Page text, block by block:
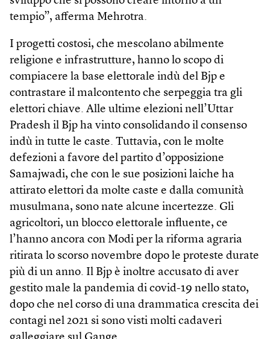
tempio”, afferma Mehrotra.
I progetti costosi, che mescolano abilmente
religione e infrastrutture, hanno lo scopo di
compiacere la base elettorale indù del Bjp e
contrastare il malcontento che serpeggia tra gli
elettori chiave. Alle ultime elezioni nell’Uttar
Pradesh il Bjp ha vinto consolidando il consenso
indù in tutte le caste. Tuttavia, con le molte
defezioni a favore del partito d’opposizione
Samajwadi, che con le sue posizioni laiche ha
attirato elettori da molte caste e dalla comunità
musulmana, sono nate alcune incertezze. Gli
agricoltori, un blocco elettorale influente, ce
l’hanno ancora con Modi per la riforma agraria
ritirata lo scorso novembre dopo le proteste durate
più di un anno. Il Bjp è inoltre accusato di aver
gestito male la pandemia di covid-19 nello stato,
dopo che nel corso di una drammatica crescita dei
contagi nel 2021 si sono visti molti cadaveri